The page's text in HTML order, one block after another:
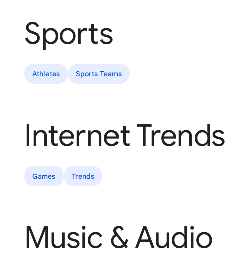
Sports
Athletes Sports Teams
Internet
Games Trends
Music & Audio